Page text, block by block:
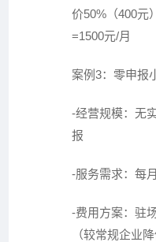
价50%（400元
=1500元/月
案例3：零申报
-经营规模：无
报
-服务需求：每
-费用方案：驻
（较常规企业